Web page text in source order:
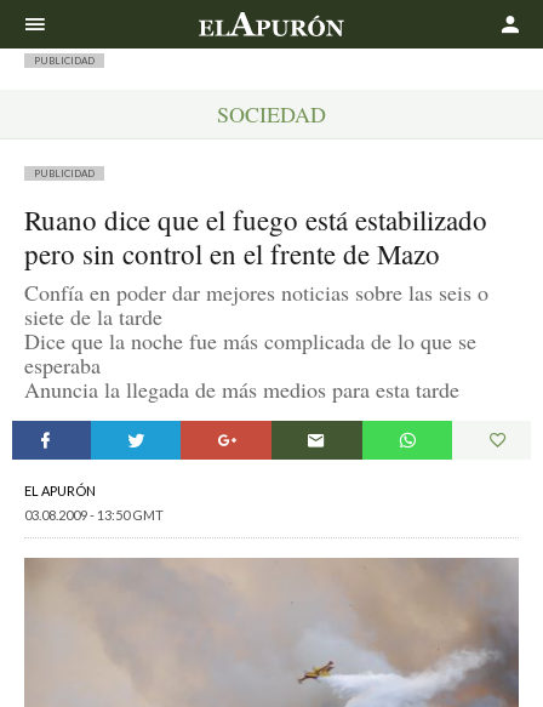
PUBLICIDAD
SOCIEDAD
PUBLICIDAD
Ruano dice que el fuego está estabilizado
pero sin control en el frente de Mazo
Confía en poder dar mejores noticias sobre las seis o
siete de la tarde
Dice que la noche fue más complicada de lo que se
esperaba
Anuncia la llegada de más medios para esta tarde
EL APURÓN
03.08.2009 - 13:50 GMT